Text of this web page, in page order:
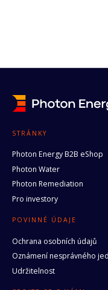
STRÁNKY
Photon Energy B2B eShop
Photon Water
Photon Remediation
Pro investory
POVINNÉ ÚDAJE
Ochrana osobních údajů
Oznámení nesprávného
Udržitelnost